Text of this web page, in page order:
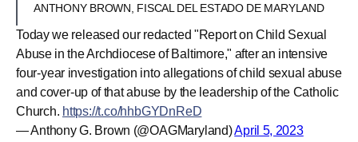
ANTHONY BROWN, FISCAL DEL ESTADO DE MARYLAND
Today we released our redacted "Report on Child Sexual
Abuse in the Archdiocese of Baltimore," after an intensive
four-year investigation into allegations of child sexual abuse
and cover-up of that abuse by the leadership of the Catholic
Church. https://t.co/hhbGYDnReD
— Anthony G. Brown (@OAGMaryland)April 5, 2023